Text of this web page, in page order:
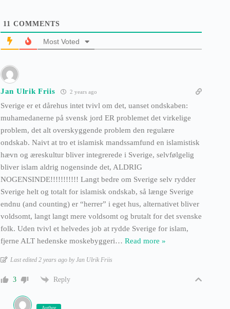
11 COMMENTS
Most Voted
Jan Ulrik Friis 2 years ago
Sverige er et dårehus intet tvivl om det, uanset ondskaben:
muhamedanerne på svensk jord ER problemet det virkelige
problem, det alt overskyggende problem den regulære
ondskab. Naivt at tro et islamisk mandssamfund en islamistisk
hævn og æreskultur bliver integrerede i Sverige, selvfølgelig
bliver islam aldrig nogensinde det, ALDRIG
NOGENSINDE!!!!!!!!!!! Langt bedre om Sverige selv rydder
Sverige helt og totalt for islamisk ondskab, så længe Sverige
endnu (and counting) er “herrer” i eget hus, alternativet bliver
voldsomt, langt langt mere voldsomt og brutalt for det svenske
folk. Uden tvivl et helvedes job at rydde Sverige for islam,
fjerne ALT hedenske moskebyggeri… Read more »
Last edited 2 years ago by Jan Ulrik Friis
3 Reply
Author